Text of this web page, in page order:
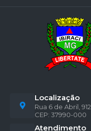
Localização
Rua 6 de Abril, 912
CEP: 37990-000
Atendimento